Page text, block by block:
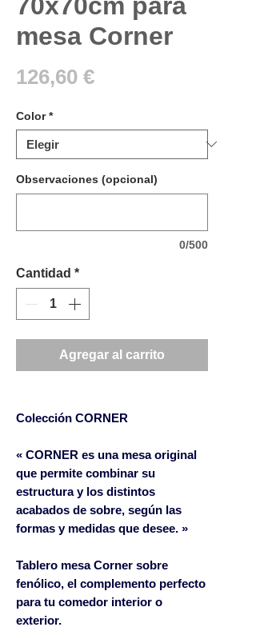
mesa Corner
126,60 €Precio
Color *
Observaciones (opcional)
0/500
Cantidad *
Agregar al carrito
Colección CORNER
« CORNER es una mesa original
que permite combinar su
estructura y los distintos
acabados de sobre, según las
formas y medidas que desee. »
Tablero mesa Corner sobre
fenólico, el complemento perfecto
para tu comedor interior o
exterior.